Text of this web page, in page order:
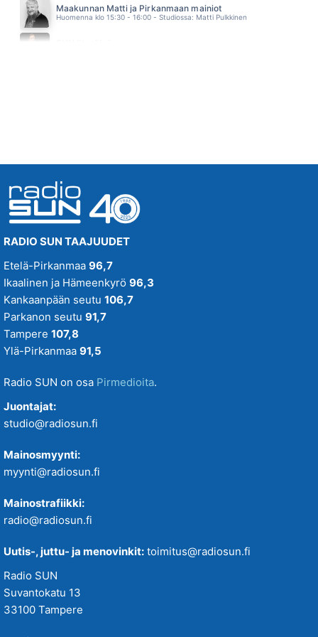
SAMU HABER
10.46
Maakunnan Matti ja Pirkanmaan mainiot
Huomenna klo 15:30 - 16:00 - Studiossa: Matti Pulkkinen
RADIO SUN TAAJUUDET
Etelä-Pirkanmaa 96,7
Ikaalinen ja Hämeenkyrö 96,3
Kankaanpään seutu 106,7
Parkanon seutu 91,7
Tampere 107,8
Ylä-Pirkanmaa 91,5
Radio SUN on osa Pirmedioita.
Juontajat:
studio@radiosun.fi
Mainosmyynti:
myynti@radiosun.fi
Mainostrafiikki:
radio@radiosun.fi
Uutis-, juttu- ja menovinkit: toimitus@radiosun.fi
Radio SUN
Suvantokatu 13
33100 Tampere